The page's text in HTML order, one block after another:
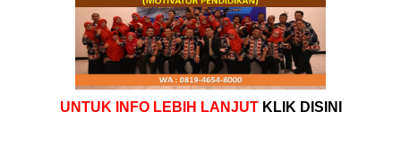
UNTUK INFO LEBIH LANJUT KLIK DISINI